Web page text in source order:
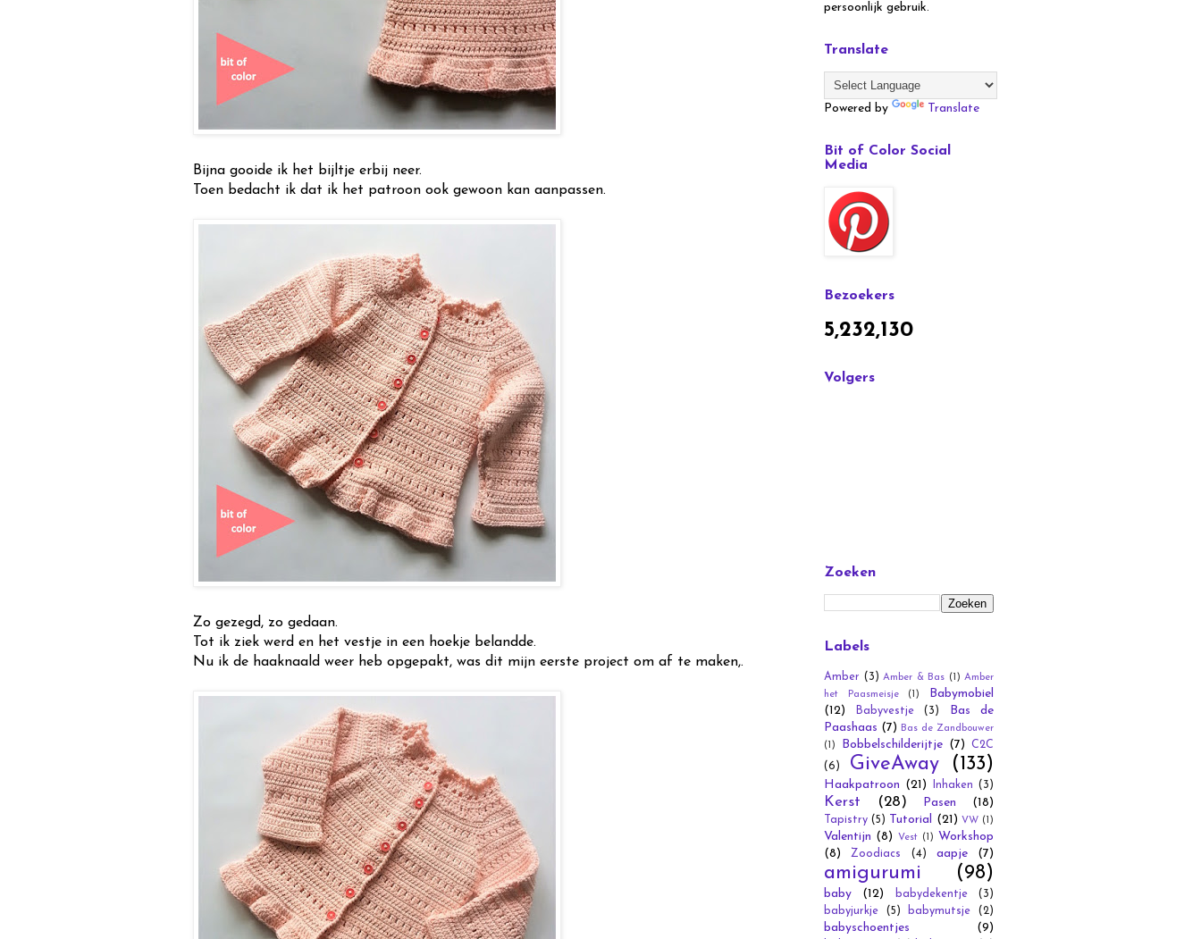
Bijna gooide ik het bijltje erbij neer.
Toen bedacht ik dat ik het patroon ook gewoon kan aanpassen.
Zo gezegd, zo gedaan.
Tot ik ziek werd en het vestje in een hoekje belandde.
Nu ik de haaknaald weer heb opgepakt, was dit mijn eerste project om af te maken,.
persoonlijk gebruik.
Translate
Powered by Translate
Bit of Color Social
Media
Bezoekers
5,232,130
Volgers
Zoeken
Labels
Amber (3) Amber & Bas (1) Amber
het Paasmeisje
(1)
Babymobiel
(12)
Babyvestje (3)
Bas de
Paashaas (7)
Bas de Zandbouwer
(1)
Bobbelschilderijtje (7)
C2C
(6)
GiveAway (133)
Haakpatroon (21) Inhaken (3)
Kerst (28) Pasen (18)
Tapistry (5) Tutorial (21) VW (1)
Valentijn (8) Vest (1)
Workshop
(8)
Zoodiacs (4) aapje (7)
amigurumi (98)
baby (12) babydekentje
(3)
babyjurkje
(5) babymutsje (2)
babyschoentjes (9)